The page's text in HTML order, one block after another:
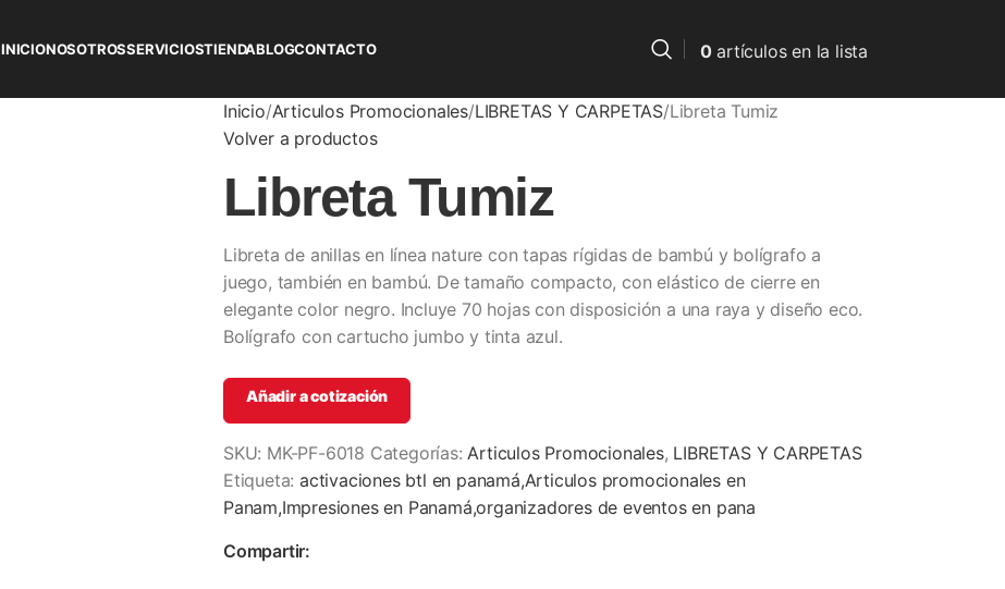
INICIONOSOTROSSERVICIOSTIENDABLOGCONTACTO 0artículosen la lista
Inicio Articulos Promocionales LIBRETAS Y CARPETAS Libreta Tumiz
Volver a productos
Libreta Tumiz
Libreta de anillas en línea nature con tapas rígidas de bambú y bolígrafo a
juego, también en bambú. De tamaño compacto, con elástico de cierre en
elegante color negro. Incluye 70 hojas con disposición a una raya y diseño eco.
Bolígrafo con cartucho jumbo y tinta azul.
Añadir a cotización
SKU: MK-PF-6018 Categorías: Articulos Promocionales, LIBRETAS Y CARPETAS
Etiqueta: activaciones btl en panamá,Articulos promocionales en
Panam,Impresiones en Panamá,organizadores de eventos en pana
Compartir: